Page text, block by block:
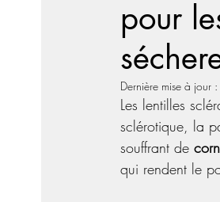
pour
Dernière mise à jour :
Les lentilles
sclérotique, la
souffrant de
qui rendent le